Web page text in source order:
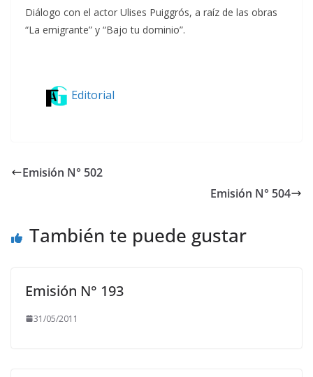
Diálogo con el actor Ulises Puiggrós, a raíz de las obras
“La emigrante” y “Bajo tu dominio”.
Editorial
Emisión N° 502
Emisión N° 504
También te puede gustar
Emisión N° 193
31/05/2011